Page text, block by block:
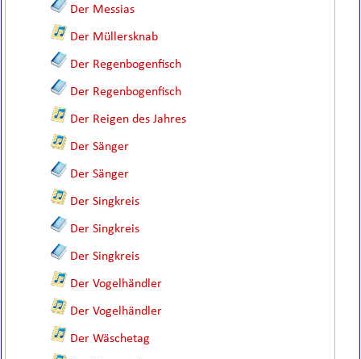
Der Messias
Der Müllersknab
Der Regenbogenfisch
Der Regenbogenfisch
Der Reigen des Jahres
Der Sänger
Der Sänger
Der Singkreis
Der Singkreis
Der Singkreis
Der Vogelhändler
Der Vogelhändler
Der Wäschetag